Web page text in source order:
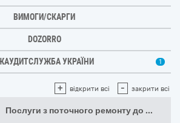
ВИМОГИ/СКАРГИ
DOZORRO
УКРАЇНИ 1
+ відкрити всі - закрити всі
Послуги з поточного ремонту до ...